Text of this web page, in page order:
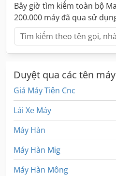
Bây giờ tìm kiếm toàn bộ
200.000 máy đã qua sử
Duyệt qua các tên
Giá Máy Tiện Cnc
Lái Xe Máy
Máy Hàn
Máy Hàn Mig
Máy Hàn Mông